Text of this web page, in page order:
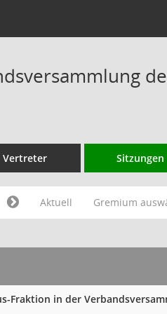
Vertreter Sitzungen
Aktuell Gremium
Fraktion in der